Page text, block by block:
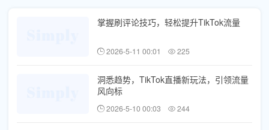
掌握刷评论技巧，轻松提升TikTok流量
2026-5-11 00:01 225
洞悉趋势，TikTok直播新玩法，引领流量
风向标
2026-5-10 00:03 244